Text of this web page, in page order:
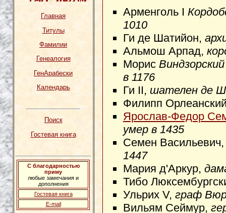
Главная
Титулы
Фамилии
Генеалогия
ГенАрабески
Календарь
Поиск
Гостевая книга
С благодарностью
приму
любые замечания и
дополнения
Гостевая книга
E-mail
Арменголь I
1010
Ги де Шатийон,
Альмош Арпад,
Морис Виндзорский
в 1176
Ги II, шателен де
Филипп
Ярослав-Федор
умер в 1435
Семен
1447
Мария д'Аркур,
Тибо
Ульрих V, граф
Вильям Сеймур,